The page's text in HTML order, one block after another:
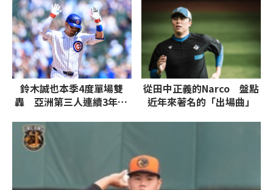
鈴木誠也本季4度單場雙
轟 亞洲第三人連續3年20
從田中正義的Narco 盤點
近年來著名的「出場曲」